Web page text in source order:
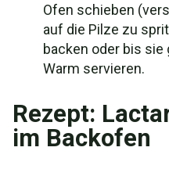
Ofen schieben
auf die Pilze zu
backen oder bis
Warm servieren.
Rezept:
im Backofen